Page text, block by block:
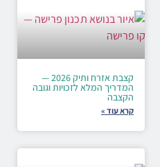
קצבת אזרח ותיק 2026 —
המדריך המלא לזכויות וגובה
הקצבה
קרא עוד »